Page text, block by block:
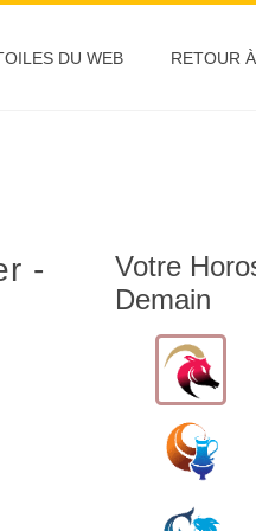
DU WEB RETOUR
-
Votre
Demain